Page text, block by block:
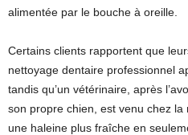
alimentée par le bouche à oreille.
Certains clients rapportent que
nettoyage dentaire professionnel
tandis qu’un vétérinaire, après
son propre chien, est venu chez
une haleine plus fraîche en